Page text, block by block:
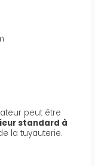
peut être
standard à
la tuyauterie.